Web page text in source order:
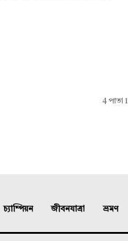
4 পাতা 1
চ্যাম্পিয়ন জীবনযাত্রা ভ্রমণ